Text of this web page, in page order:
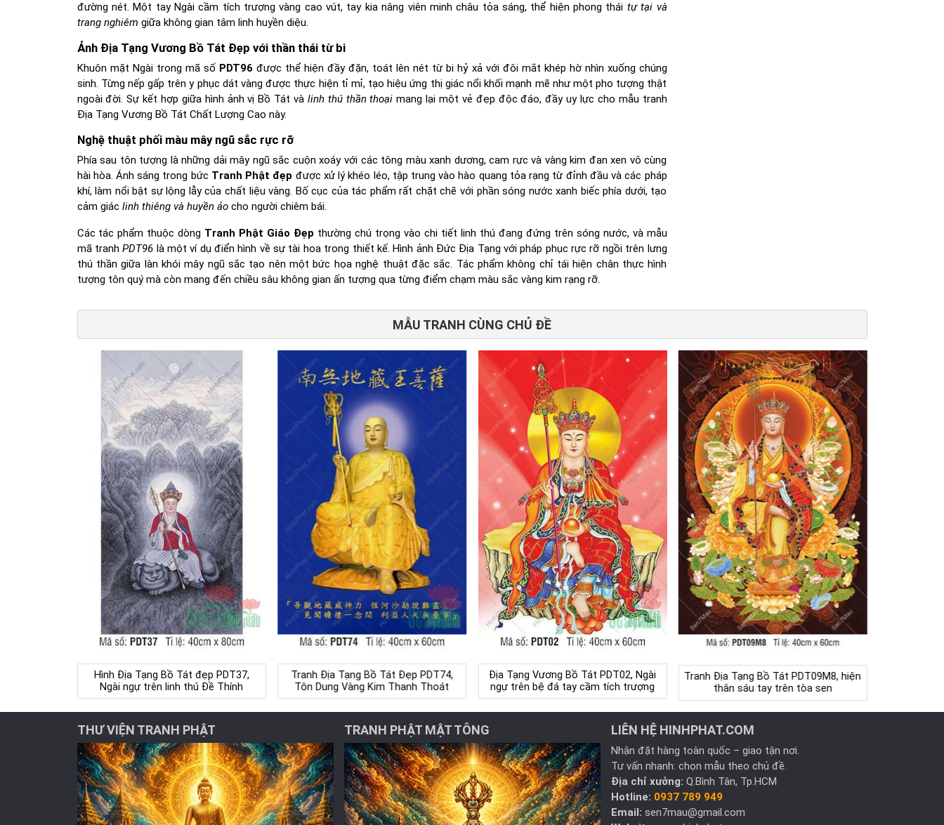
đường nét. Một tay Ngài cầm tích trượng vàng cao vút, tay kia nâng viên minh châu tỏa sáng, thể hiện phong thái tự tại và
trang nghiêm giữa không gian tâm linh huyền diệu.
Ảnh Địa Tạng Vương Bồ Tát Đẹp với thần thái từ bi
Khuôn mặt Ngài trong mã số PDT96 được thể hiện đầy đặn, toát lên nét từ bi hỷ xả với đôi mắt khép hờ nhìn xuống chúng
sinh. Từng nếp gấp trên y phục dát vàng được thực hiện tỉ mỉ, tạo hiệu ứng thị giác nổi khối mạnh mẽ như một pho tượng thật
ngoài đời. Sự kết hợp giữa hình ảnh vị Bồ Tát và linh thú thần thoại mang lại một vẻ đẹp độc đáo, đầy uy lực cho mẫu tranh
Địa Tạng Vương Bồ Tát Chất Lượng Cao này.
Nghệ thuật phối màu mây ngũ sắc rực rỡ
Phía sau tôn tượng là những dải mây ngũ sắc cuộn xoáy với các tông màu xanh dương, cam rực và vàng kim đan xen vô cùng
hài hòa. Ánh sáng trong bức Tranh Phật đẹp được xử lý khéo léo, tập trung vào hào quang tỏa rạng từ đỉnh đầu và các pháp
khí, làm nổi bật sự lộng lẫy của chất liệu vàng. Bố cục của tác phẩm rất chặt chẽ với phần sóng nước xanh biếc phía dưới, tạo
cảm giác linh thiêng và huyền ảocho người chiêm bái.
Các tác phẩm thuộc dòng Tranh Phật Giáo Đẹp thường chú trọng vào chi tiết linh thú đang đứng trên sóng nước, và mẫu
mã tranhPDT96 là một ví dụ điển hình về sự tài hoa trong thiết kế. Hình ảnh Đức Địa Tạng với pháp phục rực rỡ ngồi trên lưng
thú thần giữa làn khói mây ngũ sắc tạo nên một bức họa nghệ thuật đặc sắc. Tác phẩm không chỉ tái hiện chân thực hình
tượng tôn quý mà còn mang đến chiều sâu không gian ấn tượng qua từng điểm chạm màu sắc vàng kim rạng rỡ.
MẪU TRANH CÙNG CHỦ ĐỀ
Hình Địa Tạng Bồ Tát đẹp PDT37,
Ngài ngự trên linh thú Đề Thính
Tranh Địa Tạng Bồ Tát Đẹp PDT74,
Tôn Dung Vàng Kim Thanh Thoát
Địa Tạng Vương Bồ Tát PDT02, Ngài
ngự trên bệ đá tay cầm tích trượng
Tranh Địa Tạng Bồ Tát PDT09M8, hiện
thân sáu tay trên tòa sen
THƯ VIỆN TRANH PHẬT TRANH PHẬT MẬT TÔNG LIÊN HỆ HINHPHAT.COM
Nhận đặt hàng toàn quốc – giao tận nơi.
Tư vấn nhanh: chọn mẫu theo chủ đề.
Địa chỉ xưởng: Q.Bình Tân, Tp.HCM
Hotline: 0937 789 949
Email: sen7mau@gmail.com